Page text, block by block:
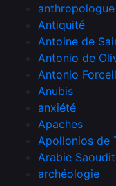
anthropologue
Antiquité
Antoine de
Antonio de
Antonio
Anubis
anxiété
Apaches
Apollonios de
Arabie
archéologie